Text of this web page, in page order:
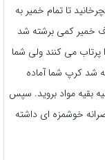
تا تمام خمیر به
خمیر کمی برشته شد
پرتاب می کنند ولی شما
شد کرپ شما آماده
بقیه مواد بروید. سپس
خوشمزه ای داشته